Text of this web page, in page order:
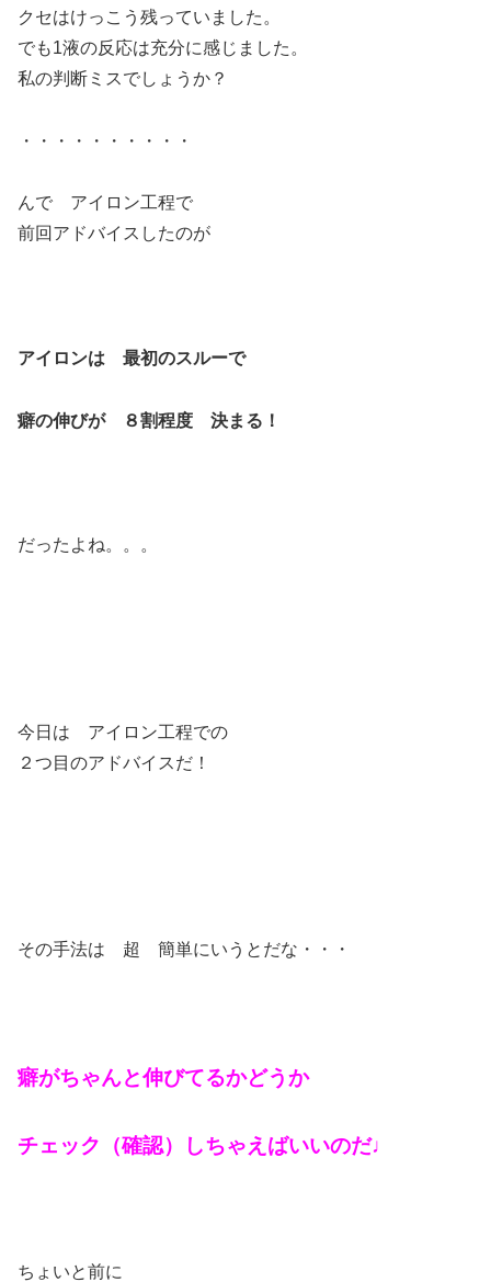
クセはけっこう残っていました。
でも1液の反応は充分に感じました。
私の判断ミスでしょうか？
・・・・・・・・・・
んで アイロン工程で
前回アドバイスしたのが
アイロンは 最初のスルーで
癖の伸びが ８割程度 決まる！
だったよね。。。
今日は アイロン工程での
２つ目のアドバイスだ！
その手法は 超 簡単にいうとだな・・・
癖がちゃんと伸びてるかどうか
チェック（確認）しちゃえばいいのだ♩
ちょいと前に